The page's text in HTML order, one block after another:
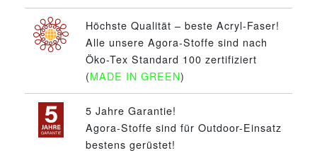
Höchste Qualität – beste Acryl-Faser!
Alle unsere Agora-Stoffe sind nach
Öko-Tex Standard 100 zertifiziert
(MADE IN GREEN)
5 Jahre Garantie!
Agora-Stoffe sind für Outdoor-Einsatz
bestens gerüstet!